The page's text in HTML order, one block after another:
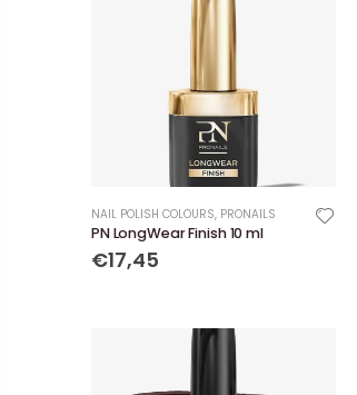
NAIL POLISH COLOURS, PRONAILS
PN LongWear Finish 10 ml
€17,45